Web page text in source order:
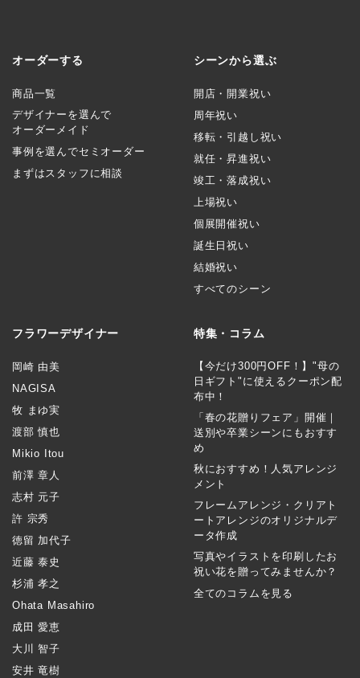
オーダーする
商品一覧
デザイナーを選んで
オーダーメイド
事例を選んでセミオーダー
まずはスタッフに相談
シーンから選ぶ
開店・開業祝い
周年祝い
移転・引越し祝い
就任・昇進祝い
竣工・落成祝い
上場祝い
個展開催祝い
誕生日祝い
結婚祝い
すべてのシーン
フラワーデザイナー
岡崎 由美
NAGISA
牧 まゆ実
渡部 慎也
Mikio Itou
前澤 章人
志村 元子
許 宗秀
徳留 加代子
近藤 泰史
杉浦 孝之
Ohata Masahiro
成田 愛恵
大川 智子
安井 竜樹
特集・コラム
【今だけ300円OFF！】"母の
日ギフト"に使えるクーポン配
布中！
「春の花贈りフェア」開催｜
送別や卒業シーンにもおすす
め
秋におすすめ！人気アレンジ
メント
フレームアレンジ・クリアト
ートアレンジのオリジナルデ
ータ作成
写真やイラストを印刷したお
祝い花を贈ってみませんか？
全てのコラムを見る